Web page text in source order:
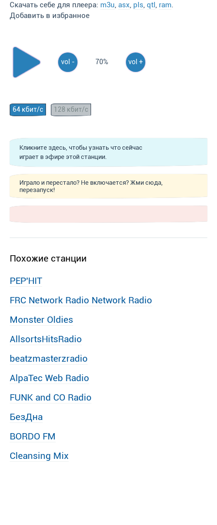
Скачать себе для плеера: m3u, asx, pls, qtl, ram.
Добавить в избранное
vol - 70% vol +
64 кбит/с 128 кбит/с
Кликните здесь, чтобы узнать что сейчас
играет в эфире этой станции.
Играло и перестало? Не включается? Жми сюда,
перезапуск!
Похожие станции
PEP′HIT
FRC Network Radio Network Radio
Monster Oldies
AllsortsHitsRadio
beatzmasterzradio
AlpaTec Web Radio
FUNK and CO Radio
БезДна
BORDO FM
Cleansing Mix